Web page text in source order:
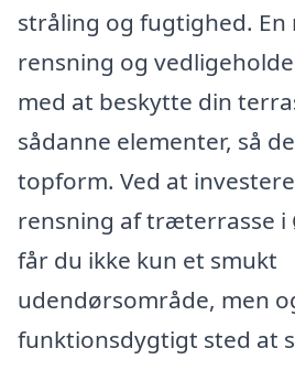
stråling og fugtighed.
rensning og
med at beskytte din
sådanne elementer, så
topform. Ved at
rensning af træterrasse i
får du ikke kun et smukt
udendørsområde, men
funktionsdygtigt sted at